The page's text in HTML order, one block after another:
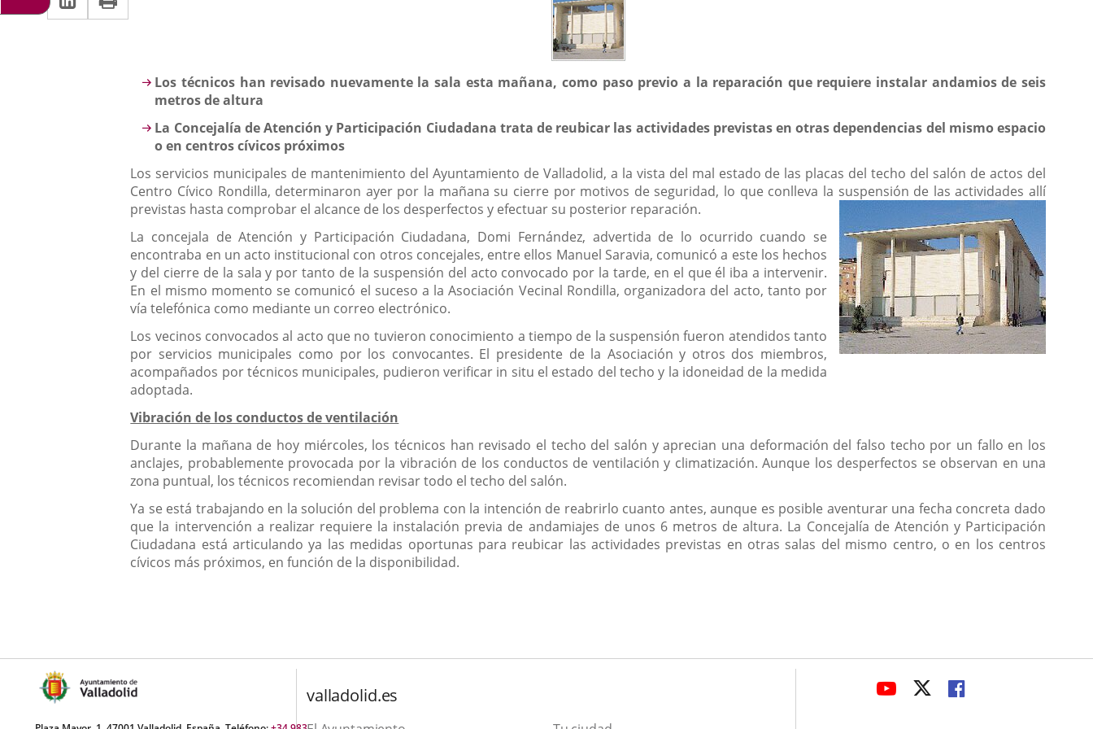
aplicación
a
aplicaciónDescripción
Los técnicos han revisado nuevamente la sala esta mañana, como paso previo a la reparación que requiere instalar andamios de seis
metros de altura
La Concejalía de Atención y Participación Ciudadana trata de reubicar las actividades previstas en otras dependencias del mismo espacio
o en centros cívicos próximos
Los servicios municipales de mantenimiento del Ayuntamiento de Valladolid, a la vista del mal estado de las placas del techo del salón de actos del
Centro Cívico Rondilla, determinaron ayer por la mañana su cierre por motivos de seguridad, lo que conlleva la suspensión de las actividades allí
previstas hasta comprobar el alcance de los desperfectos y efectuar su posterior reparación.
La concejala de Atención y Participación Ciudadana, Domi Fernández, advertida de lo ocurrido cuando se
encontraba en un acto institucional con otros concejales, entre ellos Manuel Saravia, comunicó a este los hechos
y del cierre de la sala y por tanto de la suspensión del acto convocado por la tarde, en el que él iba a intervenir.
En el mismo momento se comunicó el suceso a la Asociación Vecinal Rondilla, organizadora del acto, tanto por
vía telefónica como mediante un correo electrónico.
Los vecinos convocados al acto que no tuvieron conocimiento a tiempo de la suspensión fueron atendidos tanto
por servicios municipales como por los convocantes. El presidente de la Asociación y otros dos miembros,
acompañados por técnicos municipales, pudieron verificar in situ el estado del techo y la idoneidad de la medida
adoptada.
Vibración de los conductos de ventilación
Durante la mañana de hoy miércoles, los técnicos han revisado el techo del salón y aprecian una deformación del falso techo por un fallo en los
anclajes, probablemente provocada por la vibración de los conductos de ventilación y climatización. Aunque los desperfectos se observan en una
zona puntual, los técnicos recomiendan revisar todo el techo del salón.
Ya se está trabajando en la solución del problema con la intención de reabrirlo cuanto antes, aunque es posible aventurar una fecha concreta dado
que la intervención a realizar requiere la instalación previa de andamiajes de unos 6 metros de altura. La Concejalía de Atención y Participación
Ciudadana está articulando ya las medidas oportunas para reubicar las actividades previstas en otras salas del mismo centro, o en los centros
cívicos más próximos, en función de la disponibilidad.
valladolid.es
LINK
LINKLINK